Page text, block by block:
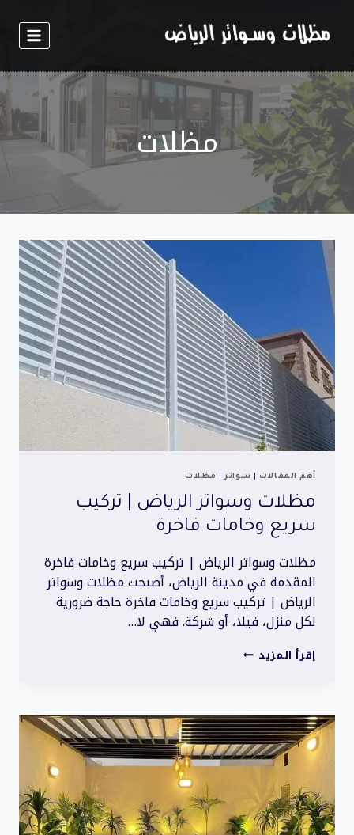
المحتوى
مظلات
أهم المقالات سواتر| مظلات
مظلات وسواتر الرياض | تركيب
سريع وخامات فاخرة
مظلات وسواتر الرياض | تركيب سريع وخامات فاخرة
المقدمة في مدينة الرياض، أصبحت مظلات وسواتر
الرياض | تركيب سريع وخامات فاخرة حاجة ضرورية
لكل منزل، فيلا، أو شركة. فهي لا…
إقرأ المزيد مظلات
تركيب
سريع
وخامات
فاخرة